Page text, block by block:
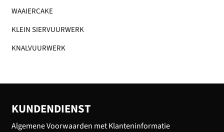
WAAIERCAKE
KLEIN SIERVUURWERK
KNALVUURWERK
KUNDENDIENST
Algemene Voorwaarden met Klanteninformatie